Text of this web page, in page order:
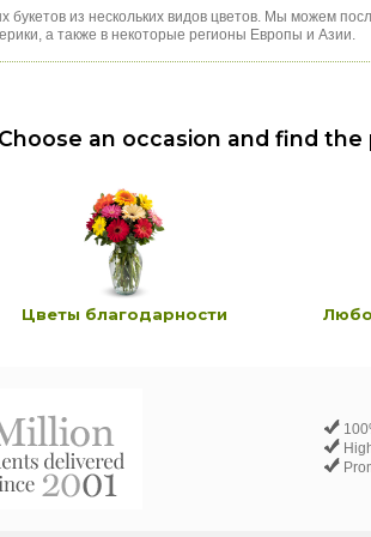
из нескольких видов цветов. Мы можем
а также в некоторые регионы Европы и Азии.
an occasion and find
Цветы благодарности